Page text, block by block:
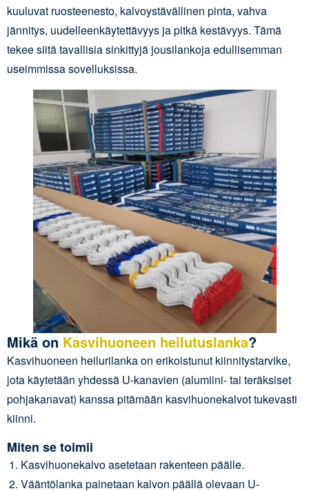
kuuluvat ruosteenesto, kalvoystävällinen pinta, vahva
jännitys, uudelleenkäytettävyys ja pitkä kestävyys. Tämä
tekee siitä tavallisia sinkittyjä jousilankoja edullisemman
useimmissa sovelluksissa.
Mikä on Kasvihuoneen heilutuslanka?
Kasvihuoneen heilurilanka on erikoistunut kiinnitystarvike,
jota käytetään yhdessä U-kanavien (alumiini- tai teräksiset
pohjakanavat) kanssa pitämään kasvihuonekalvot tukevasti
kiinni.
Miten se toimii
Kasvihuonekalvo asetetaan rakenteen päälle.
Vääntölanka painetaan kalvon päällä olevaan U-